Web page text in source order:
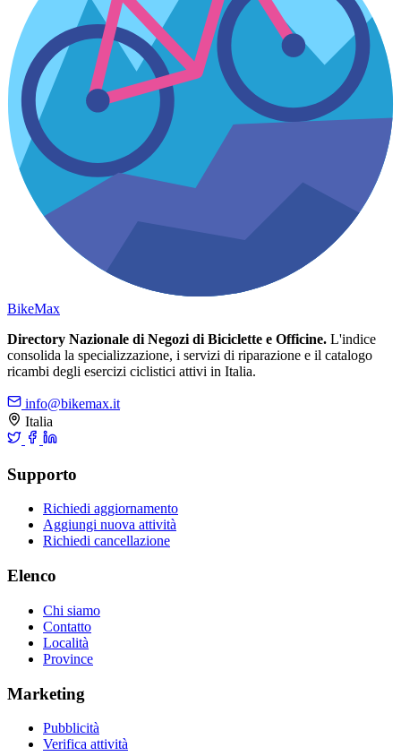
BikeMax
Directory Nazionale di Negozi di Biciclette e Officine. L'indice
consolida la specializzazione, i servizi di riparazione e il catalogo
ricambi degli esercizi ciclistici attivi in Italia.
info@bikemax.it
Italia
Supporto
Richiedi aggiornamento
Aggiungi nuova attività
Richiedi cancellazione
Elenco
Chi siamo
Contatto
Località
Province
Marketing
Pubblicità
Verifica attività